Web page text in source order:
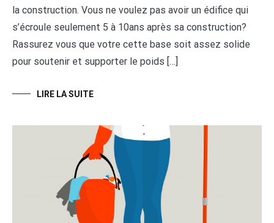
la construction. Vous ne voulez pas avoir un édifice qui
s’écroule seulement 5 à 10ans après sa construction?
Rassurez vous que votre cette base soit assez solide
pour soutenir et supporter le poids […]
LIRE LA SUITE